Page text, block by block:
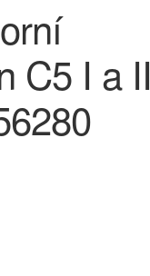
C5 I a II